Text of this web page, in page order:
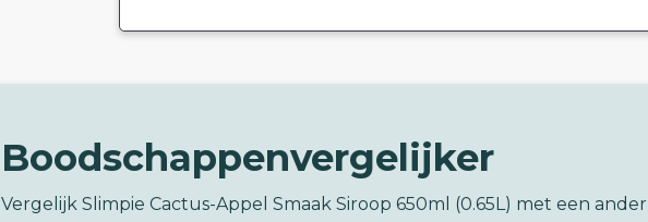
Boodschappenvergelijker
Vergelijk Slimpie Cactus-Appel Smaak Siroop 650ml (0.65L) met een ander